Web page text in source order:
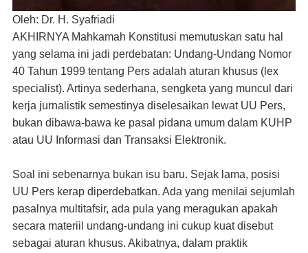
Oleh: Dr. H. Syafriadi
AKHIRNYA Mahkamah Konstitusi memutuskan satu hal
yang selama ini jadi perdebatan: Undang-Undang Nomor
40 Tahun 1999 tentang Pers adalah aturan khusus (lex
specialist). Artinya sederhana, sengketa yang muncul dari
kerja jurnalistik semestinya diselesaikan lewat UU Pers,
bukan dibawa-bawa ke pasal pidana umum dalam KUHP
atau UU Informasi dan Transaksi Elektronik.
Soal ini sebenarnya bukan isu baru. Sejak lama, posisi
UU Pers kerap diperdebatkan. Ada yang menilai sejumlah
pasalnya multitafsir, ada pula yang meragukan apakah
secara materiil undang-undang ini cukup kuat disebut
sebagai aturan khusus. Akibatnya, dalam praktik